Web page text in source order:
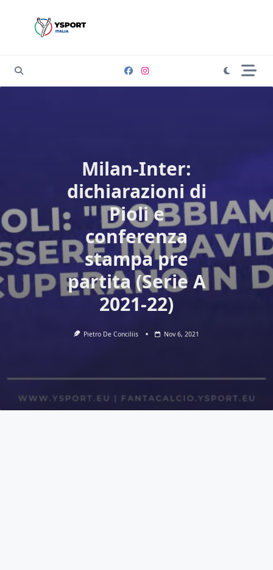
Milan-Inter:
dichiarazioni di
Pioli e
conferenza
stampa pre
partita (Serie A
2021-22)
Pietro De Conciliis Nov 6, 2021